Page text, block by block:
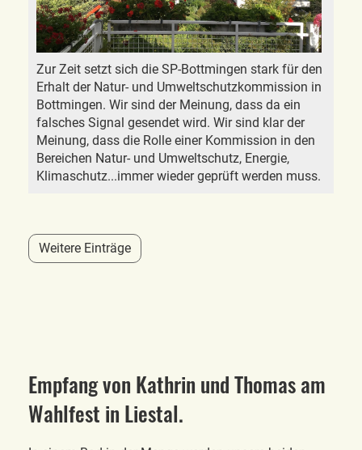
Zur Zeit setzt sich die SP-Bottmingen stark für den
Erhalt der Natur- und Umweltschutzkommission in
Bottmingen. Wir sind der Meinung, dass da ein
falsches Signal gesendet wird. Wir sind klar der
Meinung, dass die Rolle einer Kommission in den
Bereichen Natur- und Umweltschutz, Energie,
Klimaschutz...immer wieder geprüft werden muss.
Weitere Einträge
Empfang von Kathrin und Thomas am
Wahlfest in Liestal.